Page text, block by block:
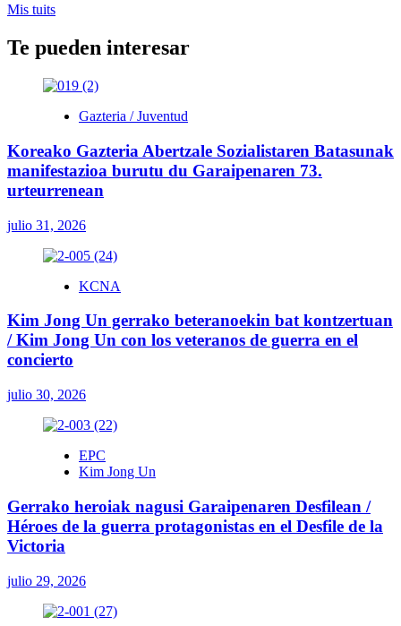
Mis tuits
Te pueden interesar
Gazteria / Juventud
Koreako Gazteria Abertzale Sozialistaren Batasunak
manifestazioa burutu du Garaipenaren 73.
urteurrenean
julio 31, 2026
KCNA
Kim Jong Un gerrako beteranoekin bat kontzertuan
/ Kim Jong Un con los veteranos de guerra en el
concierto
julio 30, 2026
EPC
Kim Jong Un
Gerrako heroiak nagusi Garaipenaren Desfilean /
Héroes de la guerra protagonistas en el Desfile de la
Victoria
julio 29, 2026